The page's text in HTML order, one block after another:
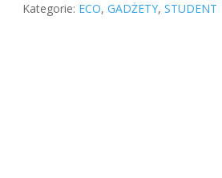
Kategorie: ECO, GADŻETY, STUDENT